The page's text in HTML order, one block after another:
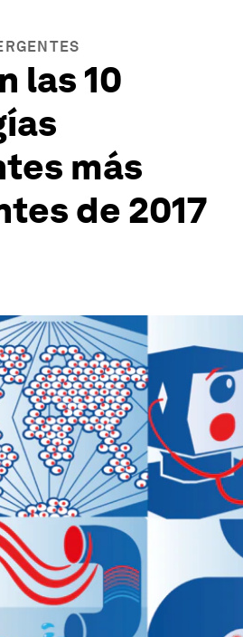
las 10
más
de 2017